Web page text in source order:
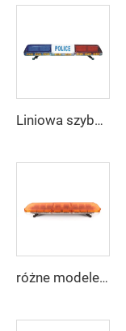
Liniowa szyba sygnalizacyjna LED na dach
różne modele ostrzegawcze belki świetlnej